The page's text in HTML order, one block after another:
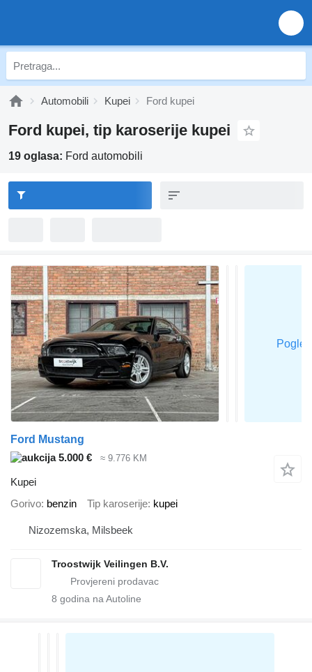
Automobili Kupei Ford kupei
Ford kupei, tip karoserije kupei
19 oglasa: Ford automobili
Ford Mustang
5.000 €
≈ 9.776 KM
Kupei
Gorivo benzin Tip karoserije kupei
Nizozemska, Milsbeek
Troostwijk Veilingen B.V.
8 godina na Autoline